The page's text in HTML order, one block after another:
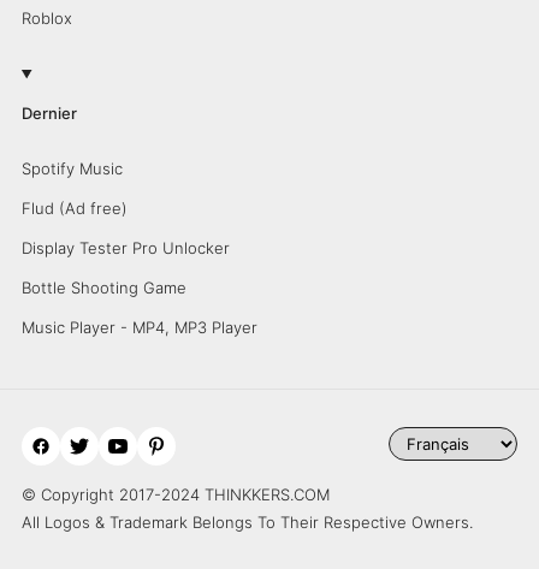
Roblox
Dernier
Spotify Music
Flud (Ad free)
Display Tester Pro Unlocker
Bottle Shooting Game
Music Player - MP4, MP3 Player
© Copyright 2017-2024 THINKKERS.COM
All Logos & Trademark Belongs To Their Respective Owners.